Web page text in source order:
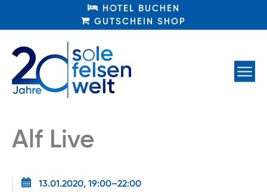
HOTEL BUCHEN
GUTSCHEIN SHOP
Alf Live
13.01.2020, 19:00–22:00
HOTEL BUCHEN
GUTSCHEIN SHOP